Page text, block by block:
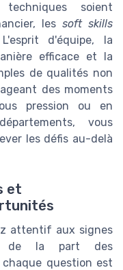
soient
les soft skills
d'équipe, la
efficace et la
de qualités non
des moments
pression ou en
vous
les défis au-delà
et
attentif aux signes
de la part des
question est